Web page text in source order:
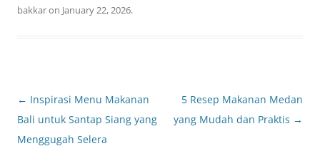
bakkaron January 22, 2026.
Post
navigation
← Inspirasi Menu Makanan
Bali untuk Santap Siang yang
Menggugah Selera
5 Resep Makanan Medan
yang Mudah dan Praktis →